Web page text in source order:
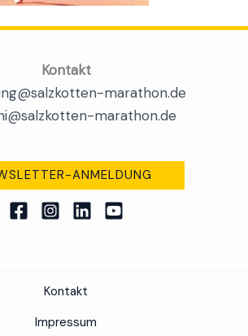
Kontakt
marathon.de
marathon.de
ANMELDUNG
Kontakt
Impressum